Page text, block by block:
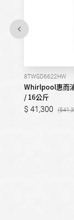
8TWGD6622HW
Whirlpool惠而
/ 16公斤
41,300